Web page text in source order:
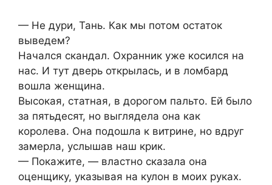
— Не дури, Тань. Как мы потом остаток
выведем?
Начался скандал. Охранник уже косился на
нас. И тут дверь открылась, и в ломбард
вошла женщина.
Высокая, статная, в дорогом пальто. Ей было
за пятьдесят, но выглядела она как
королева. Она подошла к витрине, но вдруг
замерла, услышав наш крик.
— Покажите, — властно сказала она
оценщику, указывая на кулон в моих руках.